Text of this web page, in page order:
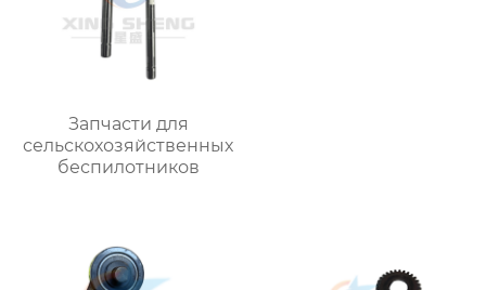
Запчасти для
сельскохозяйственных
беспилотников